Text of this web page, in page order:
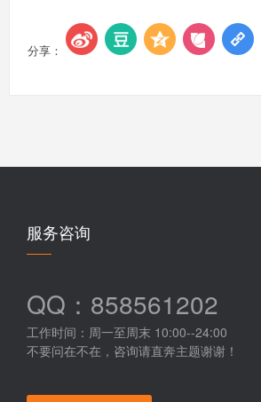
分享：
服务咨询
QQ：858561202
工作时间：周一至周末 10:00--24:00
不要问在不在，咨询请直奔主题谢谢！